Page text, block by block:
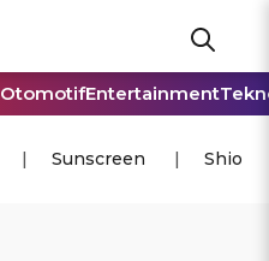
OtomotifEntertainment
Sunscreen Shio